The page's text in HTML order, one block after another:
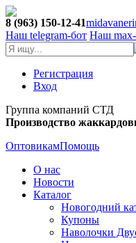
8 (963) 150-12-41
Наш telegram-бот Наш
Регистрация
Вход
Группа компаний СТД
Производство
ОптовикамПомощь
О нас
Новости
Каталог
Новогодний
Купоны
Наволочки